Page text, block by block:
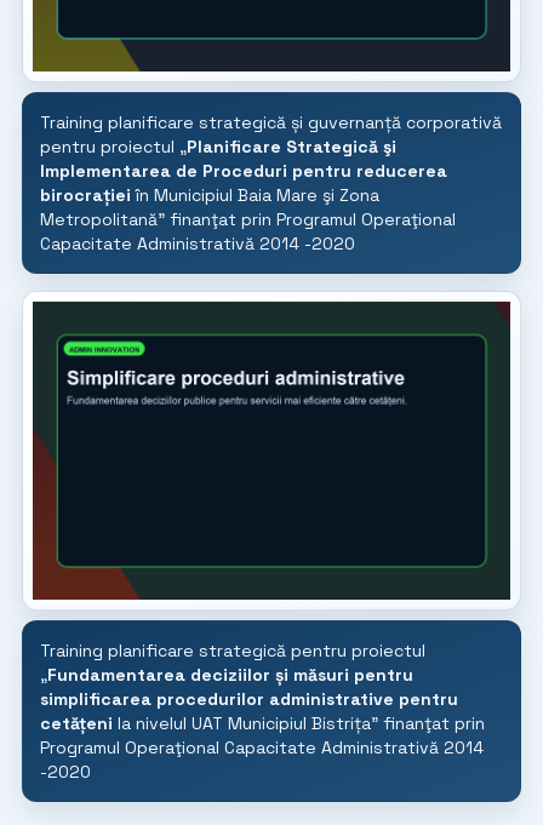
Training planificare strategică și guvernanță corporativă
pentru proiectul „Planificare Strategică şi
Implementarea de Proceduri pentru reducerea
birocrației în Municipiul Baia Mare şi Zona
Metropolitană” finanţat prin Programul Operaţional
Capacitate Administrativă 2014 -2020
Training planificare strategică pentru proiectul
„Fundamentarea deciziilor și măsuri pentru
simplificarea procedurilor administrative pentru
cetățeni la nivelul UAT Municipiul Bistrița” finanţat prin
Programul Operaţional Capacitate Administrativă 2014
-2020